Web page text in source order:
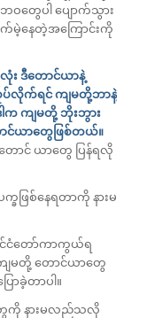
တွေပါ ပျောက်သွား
က်မဲ့နေတဲ့အကြောင်းကို
း ဒီတောင်ယာနဲ့
လိုက်ရင် ကျမတို့ဘာနဲ့
က ကျမတို့ ဘိုးဘွား
ယာတွေဖြစ်တယ်။
ောင် ယာတွေ ပြန်ရလို
ခဖြစ်နေရတာကို နားမ
ငံတော်ကာကွယ်ရ
ျမတို့ တောင်ယာတွေ
ာခဲ့တာပါ။
ေကို နားမလည်သလို